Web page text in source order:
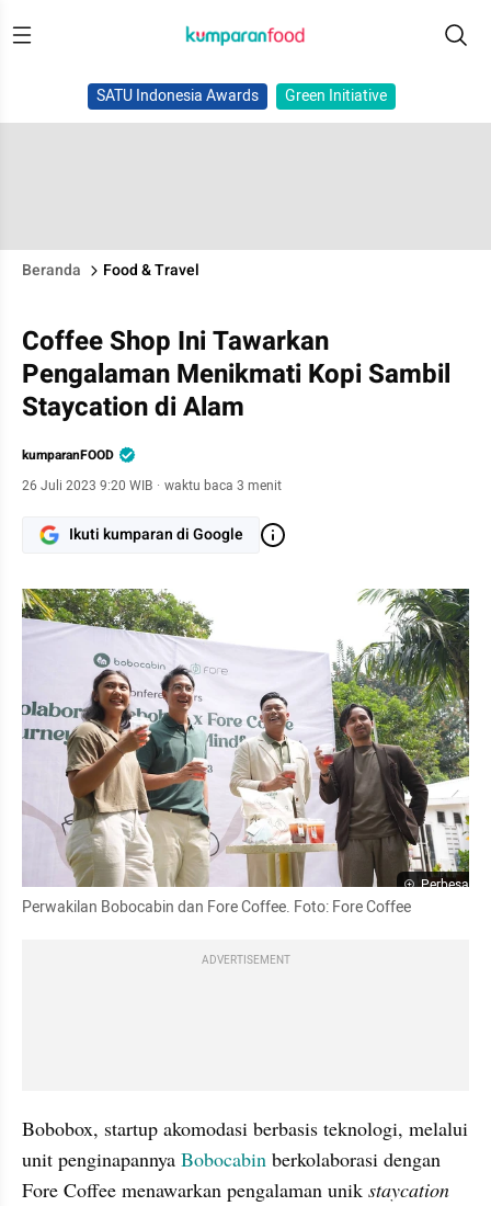
SATU Indonesia Awards Green Initiative
Beranda Food & Travel
Coffee Shop Ini Tawarkan
Pengalaman Menikmati Kopi Sambil
Staycation di Alam
kumparanFOOD
26 Juli 2023 9:20 WIB · waktu baca 3 menit
Ikuti kumparan di Google
Perbesar
Perwakilan Bobocabin dan Fore Coffee. Foto: Fore Coffee
ADVERTISEMENT
Bobobox, startup akomodasi berbasis teknologi, melalui
unit penginapannya Bobocabin berkolaborasi dengan
Fore Coffee menawarkan pengalaman unik staycation